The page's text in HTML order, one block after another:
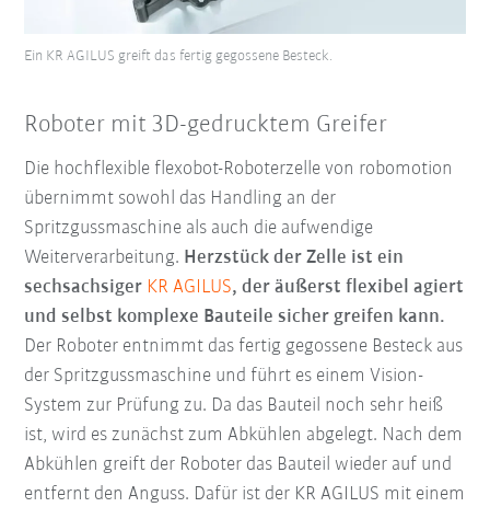
Ein KR AGILUS greift das fertig gegossene Besteck.
Roboter mit 3D-gedrucktem Greifer
Die hochflexible flexobot-Roboterzelle von robomotion
übernimmt sowohl das Handling an der
Spritzgussmaschine als auch die aufwendige
Weiterverarbeitung. Herzstück der Zelle ist ein
sechsachsiger KR AGILUS, der äußerst flexibel agiert
und selbst komplexe Bauteile sicher greifen kann.
Der Roboter entnimmt das fertig gegossene Besteck aus
der Spritzgussmaschine und führt es einem Vision-
System zur Prüfung zu. Da das Bauteil noch sehr heiß
ist, wird es zunächst zum Abkühlen abgelegt. Nach dem
Abkühlen greift der Roboter das Bauteil wieder auf und
entfernt den Anguss. Dafür ist der KR AGILUS mit einem